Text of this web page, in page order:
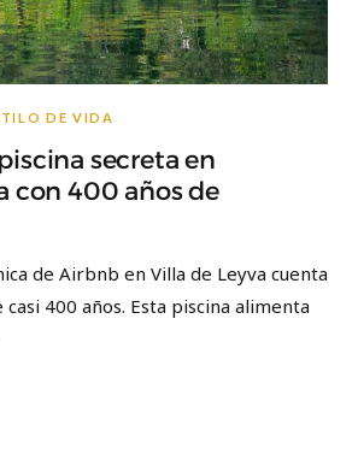
DE VIDA
secreta en
con 400 años de
de Airbnb en Villa de Leyva cuenta
casi 400 años. Esta piscina alimenta